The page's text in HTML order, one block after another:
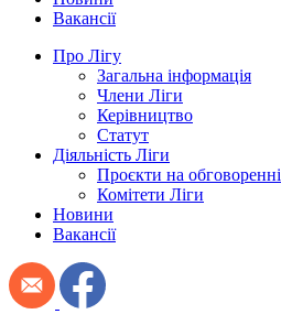
Вакансії
Про Лігу
Загальна інформація
Члени Ліги
Керівництво
Статут
Діяльність Ліги
Проєкти на обговоренні
Комітети Ліги
Новини
Вакансії